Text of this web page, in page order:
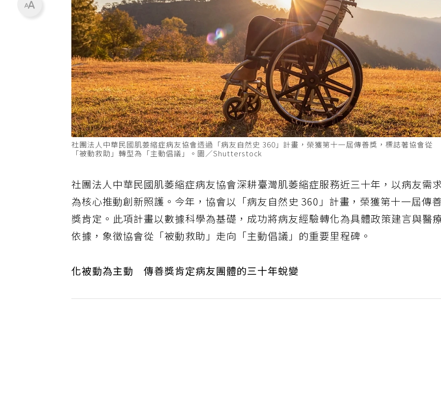
社團法人中華民國肌萎縮症病友協會透過「病友自然史 360」計畫，榮獲第十一屆傳善獎，標誌著協會從
「被動救助」轉型為「主動倡議」。圖／Shutterstock
社團法人中華民國肌萎縮症病友協會深耕臺灣肌萎縮症服務近三十年，以病友需
為核心推動創新照護。今年，協會以「病友自然史 360」計畫，榮獲第十一屆傳
獎肯定。此項計畫以數據科學為基礎，成功將病友經驗轉化為具體政策建言與醫
依據，象徵協會從「被動救助」走向「主動倡議」的重要里程碑。
化被動為主動 傳善獎肯定病友團體的三十年蛻變